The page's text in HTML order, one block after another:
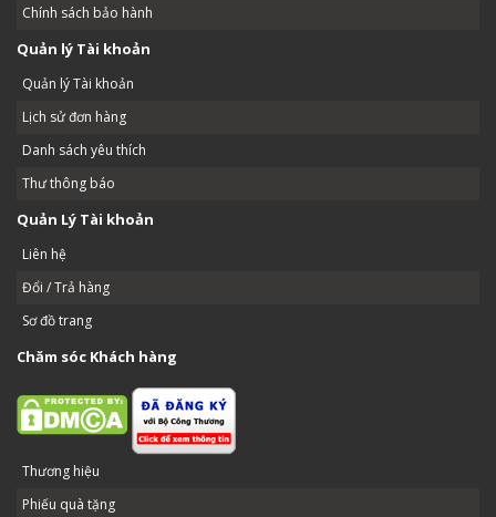
Chính sách bảo hành
Quản lý Tài khoản
Quản lý Tài khoản
Lịch sử đơn hàng
Danh sách yêu thích
Thư thông báo
Quản Lý Tài khoản
Liên hệ
Đổi / Trả hàng
Sơ đồ trang
Chăm sóc Khách hàng
Thương hiệu
Phiếu quà tặng